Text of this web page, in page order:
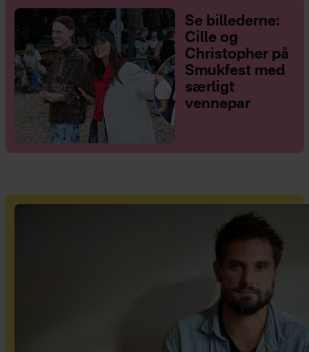
Se billederne:
Cille og
Christopher på
Smukfest med
særligt
vennepar